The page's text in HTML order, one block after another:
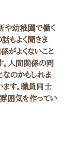
や幼稚園で働く
もよく聞きま
がよくないこと
。人間関係の問
なのかもしれま
ます。職員同士
囲気を作ってい